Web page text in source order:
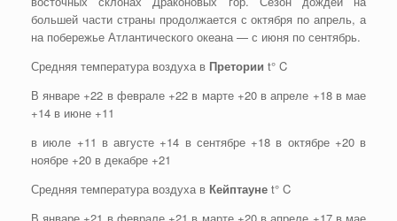
большей части страны продолжается с октября по апрель, а
на побережье Атлантического океана — с июня по сентябрь.
Средняя температура воздуха в Претории t° C
В январе +22 в феврале +22 в марте +20 в апреле +18 в мае
+14 в июне +11
в июле +11 в августе +14 в сентябре +18 в октябре +20 в
ноябре +20 в декабре +21
Средняя температура воздуха в Кейптауне t° C
В январе +21 в феврале +21 в марте +20 в апреле +17 в мае